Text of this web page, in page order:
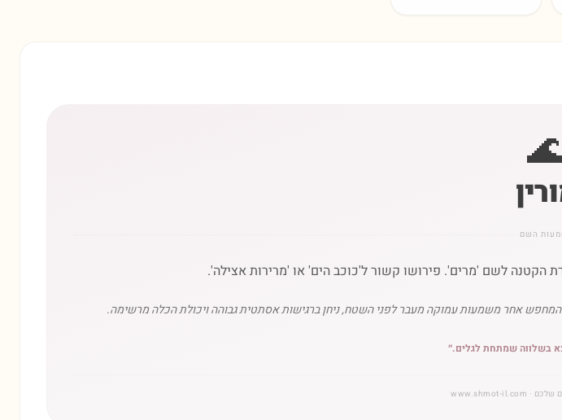
השם
אחר משמעות עמוקה מעבר לפני השטח, ניחן ברגישות אסתטית גבוהה ויכולת הכלה מרשימה.
בשלווה שמתחת לגלים.״
שלכם · www.shmot-il.com